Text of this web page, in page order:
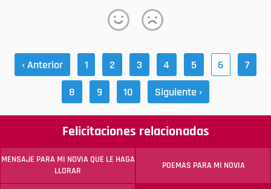
‹ Anterior 1 2 3 4 5 6
7
8
9 10 Siguiente ›
Felicitaciones relacionadas
MENSAJE PARA MI NOVIA QUE LE HAGA
LLORAR
POEMAS PARA MI NOVIA